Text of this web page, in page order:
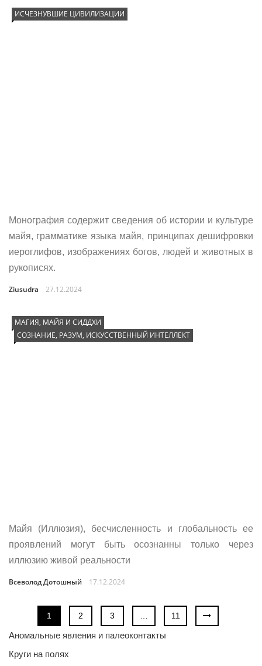
ИСЧЕЗНУВШИЕ ЦИВИЛИЗАЦИИ
Монография содержит сведения об истории и культуре
майя, грамматике языка майя, принципах дешифровки
иероглифов, изображениях богов, людей и животных в
рукописях.
Ziusudra 27.12.2024
МАГИЯ, МАЙЯ И СИДДХИ
СОЗНАНИЕ, РАЗУМ, ИСКУССТВЕННЫЙ ИНТЕЛЛЕКТ
Майя (Иллюзия), бесчисленность и глобальность ее
проявлений могут быть осознанны только через
иллюзию живой реальности
Всеволод Дотошный 17.12.2024
1 2 3 11
Аномальные явления и палеоконтакты
Круги на полях